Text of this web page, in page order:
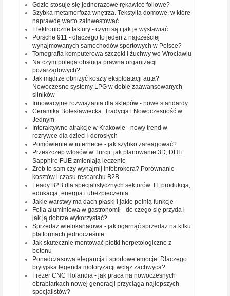
Gdzie stosuje się jednorazowe rękawice foliowe?
Szybka metamorfoza wnętrza. Tekstylia domowe, w które
naprawdę warto zainwestować
Elektroniczne faktury - czym są i jak je wystawiać
Porsche 911 - dlaczego to jeden z najcześciej
wynajmowanych samochodów sportowych w Polsce?
Tomografia komputerowa szczęki i żuchwy we Wrocławiu
Na czym polega obsługa prawna organizacji
pozarządowych?
Jak mądrze obniżyć koszty eksploatacji auta?
Nowoczesne systemy LPG w dobie zaawansowanych
silników
Innowacyjne rozwiązania dla sklepów - nowe standardy
Ceramika Bolesławiecka: Tradycja i Nowoczesność w
Jednym
Interaktywne atrakcje w Krakowie - nowy trend w
rozrywce dla dzieci i dorosłych
Pomówienie w internecie - jak szybko zareagować?
Przeszczep włosów w Turcji: jak planowanie 3D, DHI i
Sapphire FUE zmieniają leczenie
Zrób to sam czy wynajmij infobrokera? Porównanie
kosztów i czasu researchu B2B
Leady B2B dla specjalistycznych sektorów: IT, produkcja,
edukacja, energia i ubezpieczenia
Jakie warstwy ma dach płaski i jakie pełnią funkcje
Folia aluminiowa w gastronomii - do czego się przyda i
jak ją dobrze wykorzystać?
Sprzedaż wielokanałowa - jak ogarnąć sprzedaż na kilku
platformach jednocześnie
Jak skutecznie montować płotki herpetologiczne z
betonu
Ponadczasowa elegancja i sportowe emocje. Dlaczego
brytyjska legenda motoryzacji wciąż zachwyca?
Frezer CNC Holandia - jak praca na nowoczesnych
obrabiarkach nowej generacji przyciąga najlepszych
specjalistów?